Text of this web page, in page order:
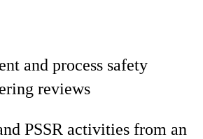
and process safety
reviews
PSSR activities from an